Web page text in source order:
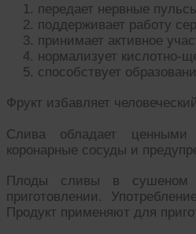
передает нервные
поддерживает работу
принимает активное
нормализует кислотно-
способствует
Фрукт избавляет
Слива обладает ценными
коронарные сосуды и
Плоды сливы в сушеном
приготовлении.
Продукт применяют для